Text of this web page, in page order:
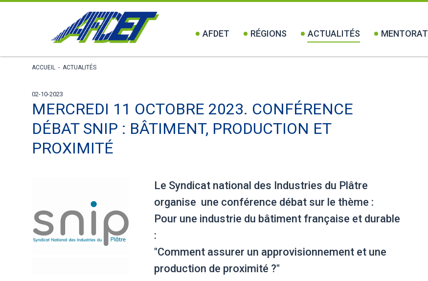
AFDET RÉGIONS ACTUALITÉS MENTORAT
ACCUEIL- ACTUALITÉS
02-10-2023
MERCREDI 11 OCTOBRE 2023. CONFÉRENCE
DÉBAT SNIP : BÂTIMENT, PRODUCTION ET
PROXIMITÉ
Le Syndicat national des Industries du Plâtre
organise une conférence débat sur le thème :
Pour une industrie du bâtiment française et durable
:
"Comment assurer un approvisionnement et une
production de proximité ?"